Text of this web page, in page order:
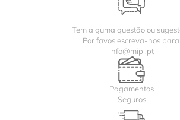
Tem alguma questão ou
Por favos escreva-nos para:
info@mipi.pt
Pagamentos
Seguros